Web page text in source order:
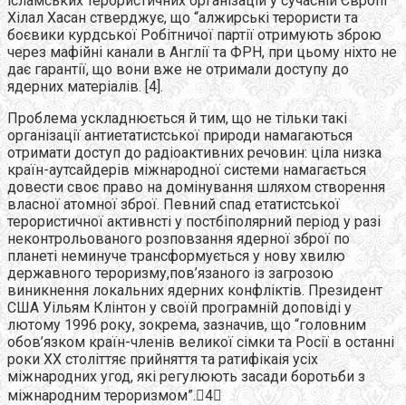
Хілал Хасан стверджує, що “алжирські терористи та
боєвики курдської Робітничої партії отримують зброю
через мафійні канали в Англії та ФРН, при цьому ніхто не
дає гарантії, що вони вже не отримали доступу до
ядерних матеріалів. [4].
Проблема ускладнюється й тим, що не тільки такі
організації антиетатистської природи намагаються
отримати доступ до радіоактивних речовин: ціла низка
країн-аутсайдерів міжнародної системи намагається
довести своє право на домінування шляхом створення
власної атомної зброї. Певний спад етатистської
терористичної активнсті у постбіполярний період у разі
неконтрольованого розповзання ядерної зброї по
планеті неминуче трансформується у нову хвилю
державного тероризму,пов’язаного із загрозою
виникнення локальних ядерних конфліктів. Президент
США Уільям Клінтон у своїй програмній доповіді у
лютому 1996 року, зокрема, зазначив, що “головним
обов’язком країн-членів великої сімки та Росії в останні
роки ХХ століттяє прийняття та ратифікаія усіх
міжнародних угод, які регулюють засади боротьби з
міжнародним тероризмом”.4